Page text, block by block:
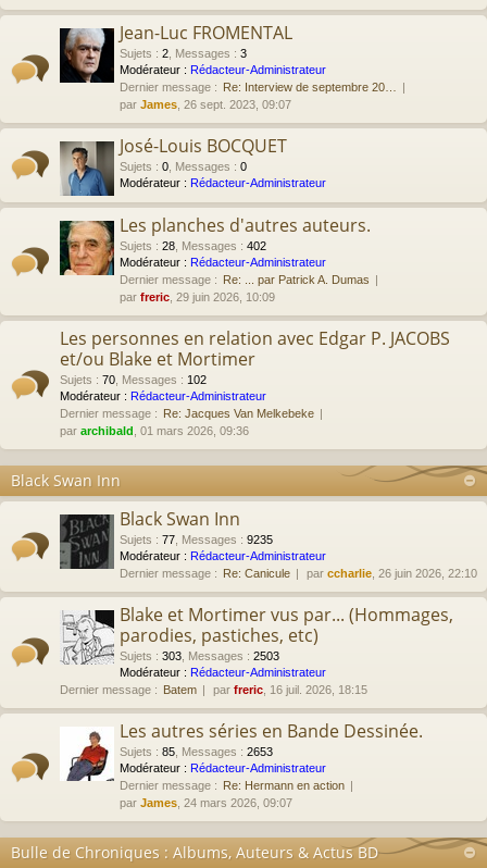
Jean-Luc FROMENTAL
Sujets : 2 Messages : 3
Modérateur : Rédacteur-Administrateur
Dernier message : Re: Interview de septembre 20…
par James , 26 sept. 2023, 09:07
José-Louis BOCQUET
Sujets : 0 Messages : 0
Modérateur : Rédacteur-Administrateur
Les planches d'autres auteurs.
Sujets : 28 Messages : 402
Modérateur : Rédacteur-Administrateur
Dernier message : Re: ... par Patrick A. Dumas
par freric , 29 juin 2026, 10:09
Les personnes en relation avec Edgar P. JACOBS
et/ou Blake et Mortimer
Sujets : 70 Messages : 102
Modérateur : Rédacteur-Administrateur
Dernier message : Re: Jacques Van Melkebeke
par archibald , 01 mars 2026, 09:36
Black Swan Inn
Black Swan Inn
Sujets : 77 Messages : 9235
Modérateur : Rédacteur-Administrateur
Dernier message : Re: Canicule par ccharlie , 26 juin 2026, 22:10
Blake et Mortimer vus par... (Hommages,
parodies, pastiches, etc)
Sujets : 303 Messages : 2503
Modérateur : Rédacteur-Administrateur
Dernier message : Batem par freric , 16 juil. 2026, 18:15
Les autres séries en Bande Dessinée.
Sujets : 85 Messages : 2653
Modérateur : Rédacteur-Administrateur
Dernier message : Re: Hermann en action
par James , 24 mars 2026, 09:07
Bulle de Chroniques : Albums, Auteurs & Actus BD